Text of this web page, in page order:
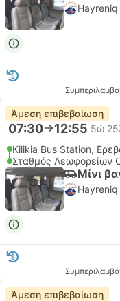
Hayreniq
Άμεση επιβεβαίωση
07:30 12:55 5ώ
Kilikia Bus Station,
Σταθμός Λεωφορείων
Μίνι
Hayreniq
Άμεση επιβεβαίωση